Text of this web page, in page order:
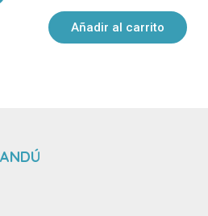
Añadir al carrito